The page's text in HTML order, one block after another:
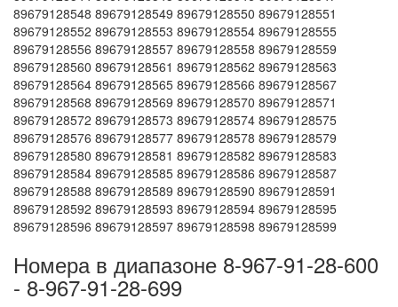
89679128548 89679128549 89679128550 89679128551
89679128552 89679128553 89679128554 89679128555
89679128556 89679128557 89679128558 89679128559
89679128560 89679128561 89679128562 89679128563
89679128564 89679128565 89679128566 89679128567
89679128568 89679128569 89679128570 89679128571
89679128572 89679128573 89679128574 89679128575
89679128576 89679128577 89679128578 89679128579
89679128580 89679128581 89679128582 89679128583
89679128584 89679128585 89679128586 89679128587
89679128588 89679128589 89679128590 89679128591
89679128592 89679128593 89679128594 89679128595
89679128596 89679128597 89679128598 89679128599
Номера в диапазоне 8-967-91-28-600
- 8-967-91-28-699